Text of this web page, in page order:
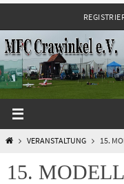
Inhalt
springen
STARTVERANSTALTUNG 15.
15.